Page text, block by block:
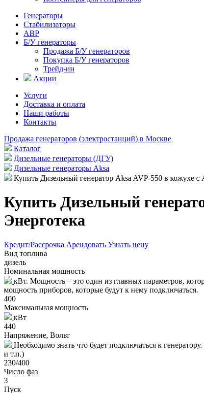
Генераторы
Стабилизаторы
АВР
Б/У генераторы
Продажа Б/У генераторов
Покупка Б/У генераторов
Трейд-ин
Акции
Услуги
Доставка и оплата
Наши работы
Контакты
Продажа генераторов (электростанций) в Москве
Каталог
Дизельные генераторы (ДГУ)
Дизельные генераторы Aksa
Купить Дизельный генератор Aksa AVP-550 в кожухе с
Купить Дизельный
Энерготека
Кредит/Рассрочка Арендовать Узнать цену
Вид топлива
дизель
Номинальная мощность
кВт. Мощность – это один из главных параметров,
мощность приборов, которые будут к нему подключаться.
400
Максимальная мощность
кВт
440
Напряжение, Вольт
Необходимо знать что будет подключаться к
и т.п.)
230/400
Число фаз
3
Пуск